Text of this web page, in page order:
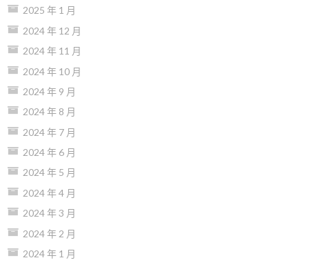
2025 年 1 月
2024 年 12 月
2024 年 11 月
2024 年 10 月
2024 年 9 月
2024 年 8 月
2024 年 7 月
2024 年 6 月
2024 年 5 月
2024 年 4 月
2024 年 3 月
2024 年 2 月
2024 年 1 月